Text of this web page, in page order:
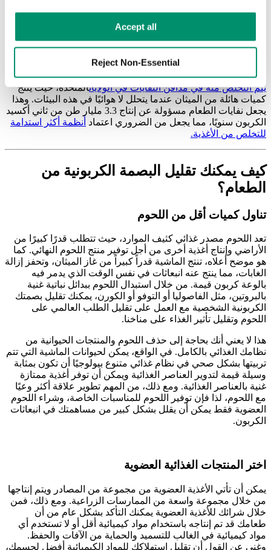
Privacy Policy.
Accept all
Reject Non-Essential
وتنتجنسبة 25% الأخيرةمن انبعاثات الأغذيةمن مخلفات الأغذية.
مبكرة من العملية، بل يساهم أيضًا في انبعاثات جديدة. وقد حددت
وكالة حماية البيئة الأمريكيةالطعام باعتباره العنصر الرئيسي الذي
يتم التخلص منه في مدافن النفايات في الولاياتالمتحدة، حيث ينتج
كميات هائلة من الميثان عندما يتحلل لا هوائيًا في هذه البيئات. وهذا
يجعل نفايات الطعام مسؤولة عن إنتاج 3.3 مليار طن من ثاني أكسيد
الكربون سنويًا، مما يجعل من الضروري اعتماد أنظمة أكثر استدامة
للتخلص من الأغذية.
كيف يمكنك تقليل البصمة الكربونية من
الطعام؟
تناول كميات أقل من اللحوم
تعد اللحوم مصدر غذائي كثيف الموارد، حيث تتطلب قدرًا كبيرًا من
الأراضي وإنتاج أغذية أخرى من أجل توفير منتج اللحوم النهائي. كما
هو موضح أعلاه، تنتج الماشية قدراً كبيراً من غاز الميثان، وتحفز إزالة
الغابات، مما ينتج عنه انبعاثات في نفس الوقت الذي يدمر فيه
بالوعة كربون قيمة. من خلال استبدال اللحوم ببدائل نباتية غنية
بالبروتين، مثل الفاصوليا أو التوفو أو الكورن، يمكنك تقليل بصمتك
الكربونية الشخصية مع العمل على تقليل الطلب العالمي على
اللحوم وتقليل تأثير الغذاء على مناخنا.
هذا لا يعني أنك بحاجة إلى حذف اللحوم والمنتجات الحيوانية من
نظامك الغذائي بالكامل. في الواقع، يمكن لحيوانات الماشية التي تتم
تربيتها بشكل صحي في نظام غذائي متنوع بيولوجيًا أن تكون بمثابة
وسيلة قيمة لتدوير العناصر الغذائية ويمكن أن توفر أغذية ممتازة
غنية بالعناصر الغذائية. ومع ذلك، من المهم تطوير علاقة أكثر وعيًا
مع اللحوم، لذا فإن توفير اللحوم للمناسبات الخاصة، وشراء اللحوم
العضوية فقط يمكن أن يقلل بشكل كبير من مساهمتك في انبعاثات
الكربون.
اختر المنتجات الغذائية العضوية
يمكن أن تأتي الأغذية العضوية من مجموعة من المصادر ويتم إنتاجها
من خلال مجموعة واسعة من الممارسات الزراعية. ومع ذلك، فمن
خلال شرائك للأغذية العضوية يمكنك التأكد بشكل عام من أن
طعامك قد تم إنتاجه باستخدام مواد كيميائية أقل أو لا تستخدم أي
مواد كيميائية في الغالب للتسميد والحماية من الآفات والحفظ.
وغني عن القول أن تقليل استهلاكك للمواد الكيميائية أفضل لجسمك،